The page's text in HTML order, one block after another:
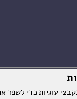
עוגיות כדי לשפר